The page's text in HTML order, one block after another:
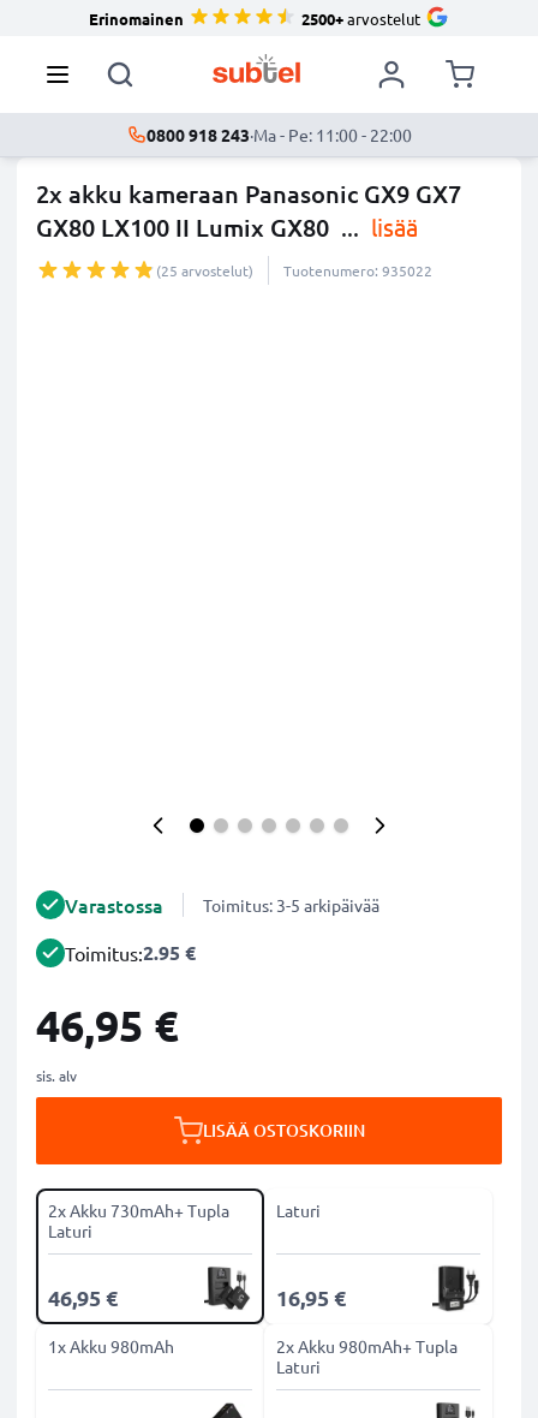
Erinomainen 2500+arvostelut
0800 918 243·Ma - Pe: 11:00 - 22:00
2x akku kameraan Panasonic GX9 GX7
GX80 LX100 II Lumix GX80 ... lisää
(25 arvostelut) Tuotenumero: 935022
Varastossa Toimitus: 3-5 arkipäivää
Toimitus:2.95 €
46,95 €
sis. alv
LISÄÄ OSTOSKORIIN
2x Akku 730mAh+ Tupla
Laturi
46,95 €
Laturi
16,95 €
1x Akku 980mAh
2x Akku 980mAh+ Tupla
Laturi